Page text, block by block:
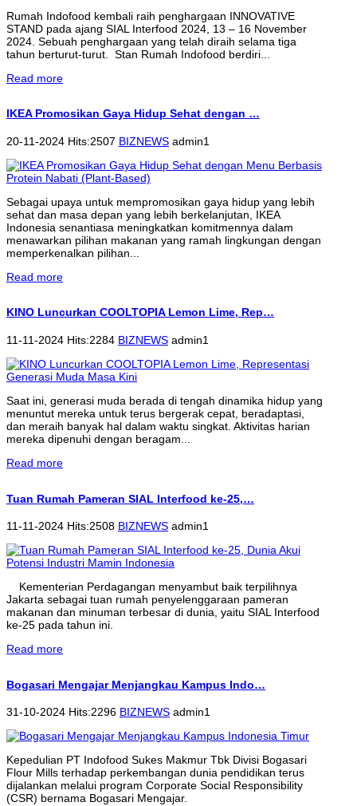
Rumah Indofood kembali raih penghargaan INNOVATIVE
STAND pada ajang SIAL Interfood 2024, 13 – 16 November
2024. Sebuah penghargaan yang telah diraih selama tiga
tahun berturut-turut. Stan Rumah Indofood berdiri...
Read more
IKEA Promosikan Gaya Hidup Sehat dengan …
20-11-2024 Hits:2507 BIZNEWS admin1
Sebagai upaya untuk mempromosikan gaya hidup yang lebih
sehat dan masa depan yang lebih berkelanjutan, IKEA
Indonesia senantiasa meningkatkan komitmennya dalam
menawarkan pilihan makanan yang ramah lingkungan dengan
memperkenalkan pilihan...
Read more
KINO Luncurkan COOLTOPIA Lemon Lime, Rep…
11-11-2024 Hits:2284 BIZNEWS admin1
Saat ini, generasi muda berada di tengah dinamika hidup yang
menuntut mereka untuk terus bergerak cepat, beradaptasi,
dan meraih banyak hal dalam waktu singkat. Aktivitas harian
mereka dipenuhi dengan beragam...
Read more
Tuan Rumah Pameran SIAL Interfood ke-25,…
11-11-2024 Hits:2508 BIZNEWS admin1
Kementerian Perdagangan menyambut baik terpilihnya
Jakarta sebagai tuan rumah penyelenggaraan pameran
makanan dan minuman terbesar di dunia, yaitu SIAL Interfood
ke-25 pada tahun ini.
Read more
Bogasari Mengajar Menjangkau Kampus Indo…
31-10-2024 Hits:2296 BIZNEWS admin1
Kepedulian PT Indofood Sukes Makmur Tbk Divisi Bogasari
Flour Mills terhadap perkembangan dunia pendidikan terus
dijalankan melalui program Corporate Social Responsibility
(CSR) bernama Bogasari Mengajar.